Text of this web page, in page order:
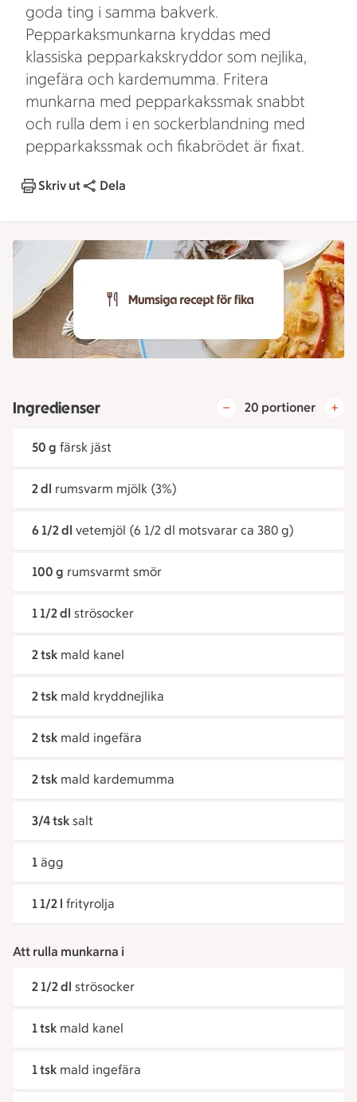
goda ting i samma bakverk.
Pepparkaksmunkarna kryddas med
klassiska pepparkakskryddor som nejlika,
ingefära och kardemumma. Fritera
munkarna med pepparkakssmak snabbt
och rulla dem i en sockerblandning med
pepparkakssmak och fikabrödet är fixat.
Skriv ut Dela
Ingredienser 20 portioner
50 g färsk jäst
2 dl rumsvarm mjölk (3%)
6 1/2 dl vetemjöl (6 1/2 dl motsvarar ca 380 g)
100 g rumsvarmt smör
1 1/2 dl strösocker
2 tsk mald kanel
2 tsk mald kryddnejlika
2 tsk mald ingefära
2 tsk mald kardemumma
3/4 tsk salt
1 ägg
1 1/2 l frityrolja
Att rulla munkarna i
2 1/2 dl strösocker
1 tsk mald kanel
1 tsk mald ingefära